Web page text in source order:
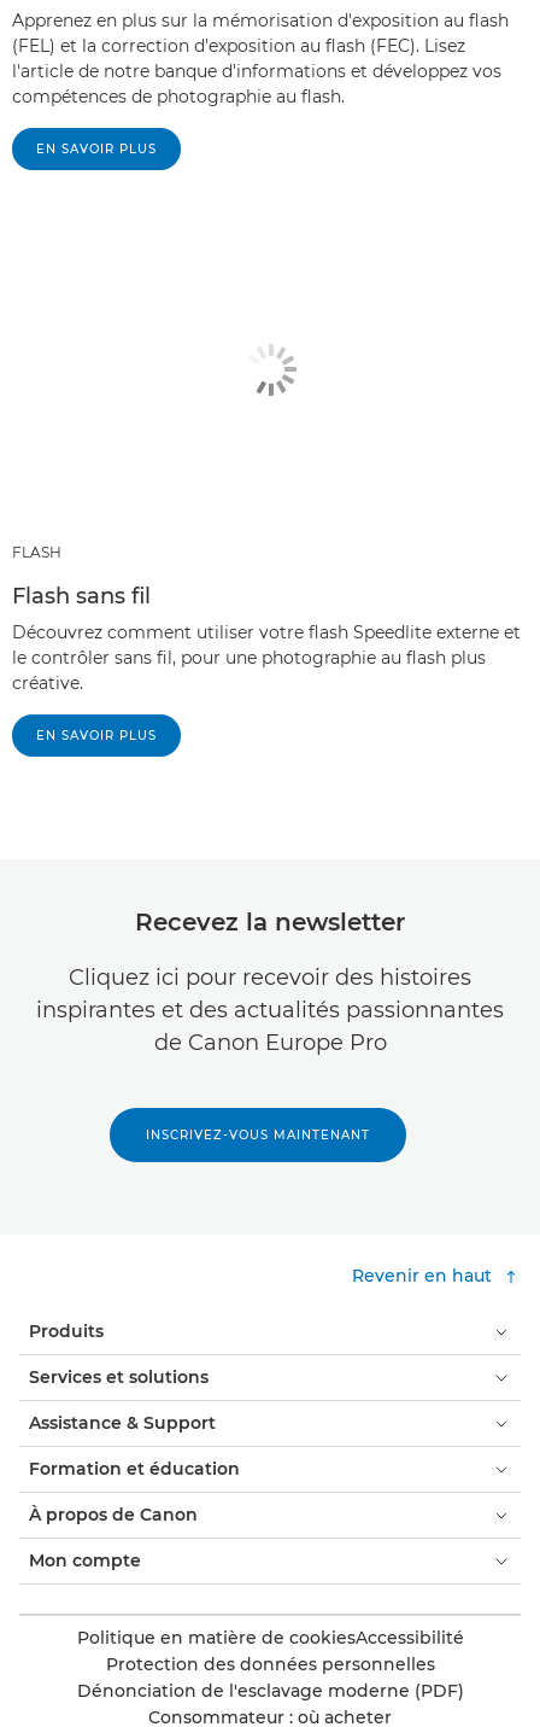
Apprenez en plus sur la mémorisation d'exposition au flash
(FEL) et la correction d'exposition au flash (FEC). Lisez
l'article de notre banque d'informations et développez vos
compétences de photographie au flash.
EN SAVOIR PLUS
FLASH
Flash sans fil
Découvrez comment utiliser votre flash Speedlite externe et
le contrôler sans fil, pour une photographie au flash plus
créative.
EN SAVOIR PLUS
Recevez la newsletter
Cliquez ici pour recevoir des histoires
inspirantes et des actualités passionnantes
de Canon Europe Pro
INSCRIVEZ-VOUS MAINTENANT
Revenir en haut
Produits
Services et solutions
Assistance & Support
Formation et éducation
À propos de Canon
Mon compte
Politique en matière de cookiesAccessibilité
Protection des données personnelles
Dénonciation de l'esclavage moderne (PDF)
Consommateur : où acheter